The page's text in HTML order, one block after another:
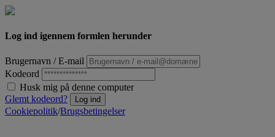
Log ind igennem formlen herunder
Brugernavn / E-mail
Kodeord
Husk mig på denne computer
Glemt kodeord?
Log ind
Cookiepolitik/Brugsbetingelser